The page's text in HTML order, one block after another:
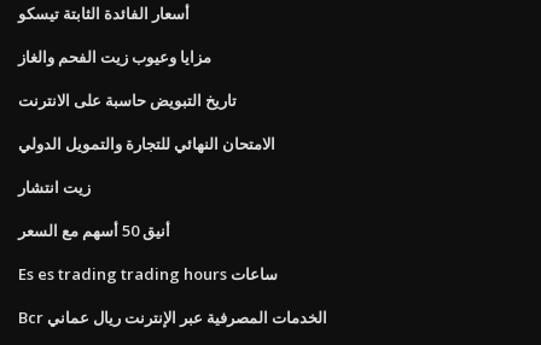
أسعار الفائدة الثابتة تيسكو
مزايا وعيوب زيت الفحم والغاز
تاريخ التبويض حاسبة على الانترنت
الامتحان النهائي للتجارة والتمويل الدولي
زيت انتشار
أنيق 50 أسهم مع السعر
Es es trading trading hours ساعات
Bcr الخدمات المصرفية عبر الإنترنت ريال عماني